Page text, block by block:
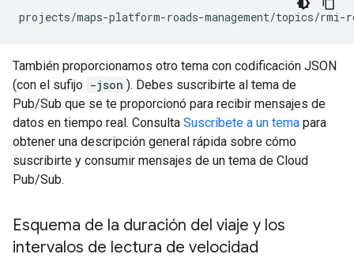
projects/maps-platform-roads-management/topics/rmi-
También proporcionamos otro tema con codificación JSON
(con el sufijo -json ). Debes suscribirte al tema de
Pub/Sub que se te proporcionó para recibir mensajes de
datos en tiempo real. Consulta Suscríbete a un tema para
obtener una descripción general rápida sobre cómo
suscribirte y consumir mensajes de un tema de Cloud
Pub/Sub.
Esquema de la duración del viaje y los
intervalos de lectura de velocidad